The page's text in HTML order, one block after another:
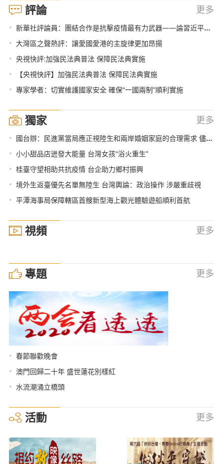
評論 更多
• 新華社評論員：團結合作是抗擊疫情最有力武器——論習近平主席在中非團結抗疫特別峰會主旨講話
• 大灣區之聲熱評：讓愛國愛港的主旋律更加昂揚
• 央視快評:加強民法典普法 保障民法典實施
• 【央視快評】加強民法典普法 保障民法典實施
• 專家學者：切實維護國家安全 確保“一國兩制”順利實施
獨家 更多
• 國台辦：民進黨當局應正視陸生和兩岸婚姻家庭的合理需求 儘快取消歧視性措施
• 小小甜品店迸發大能量 台灣女孩“浴火重生”
• 桂臺守望相助共抗疫情 台企助力鄉村振興
• 境外生返臺優先名單無陸生 台灣輿論：政治操作 涉嚴重歧視
• 平潭海事局保障轄區首艘新型海上觀光體驗遊船順利首航
視頻 更多
專題 更多
• 春節聯歡晚會
• 澳門回歸二十年 盛世蓮花別樣紅
• 水流潮涌立橋頭
活動 更多